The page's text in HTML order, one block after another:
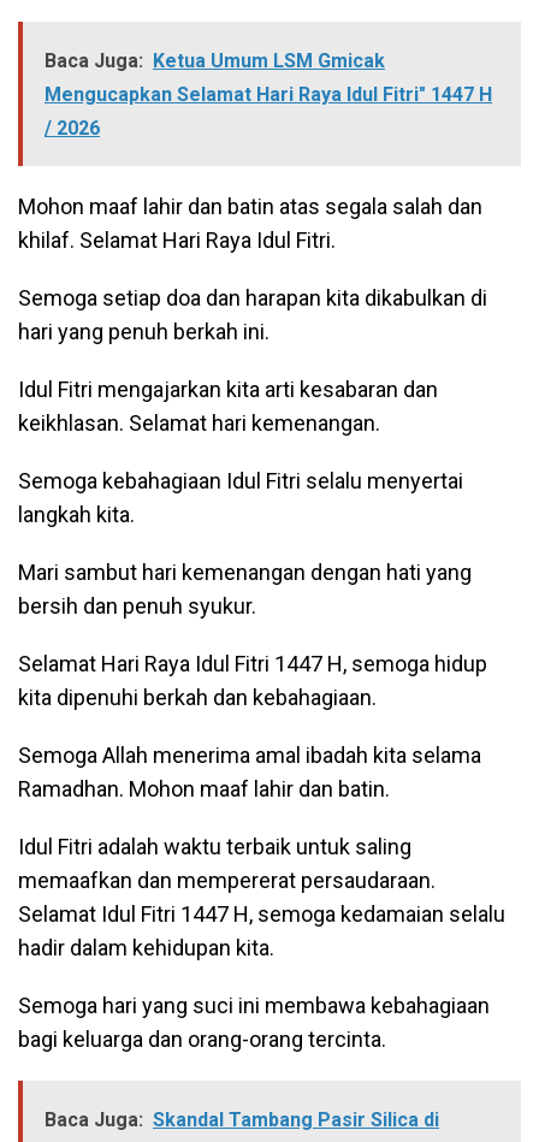
Baca Juga: Ketua Umum LSM Gmicak
Mengucapkan Selamat Hari Raya Idul Fitri" 1447 H
/ 2026
Mohon maaf lahir dan batin atas segala salah dan
khilaf. Selamat Hari Raya Idul Fitri.
Semoga setiap doa dan harapan kita dikabulkan di
hari yang penuh berkah ini.
Idul Fitri mengajarkan kita arti kesabaran dan
keikhlasan. Selamat hari kemenangan.
Semoga kebahagiaan Idul Fitri selalu menyertai
langkah kita.
Mari sambut hari kemenangan dengan hati yang
bersih dan penuh syukur.
Selamat Hari Raya Idul Fitri 1447 H, semoga hidup
kita dipenuhi berkah dan kebahagiaan.
Semoga Allah menerima amal ibadah kita selama
Ramadhan. Mohon maaf lahir dan batin.
Idul Fitri adalah waktu terbaik untuk saling
memaafkan dan mempererat persaudaraan.
Selamat Idul Fitri 1447 H, semoga kedamaian selalu
hadir dalam kehidupan kita.
Semoga hari yang suci ini membawa kebahagiaan
bagi keluarga dan orang-orang tercinta.
Baca Juga: Skandal Tambang Pasir Silica di